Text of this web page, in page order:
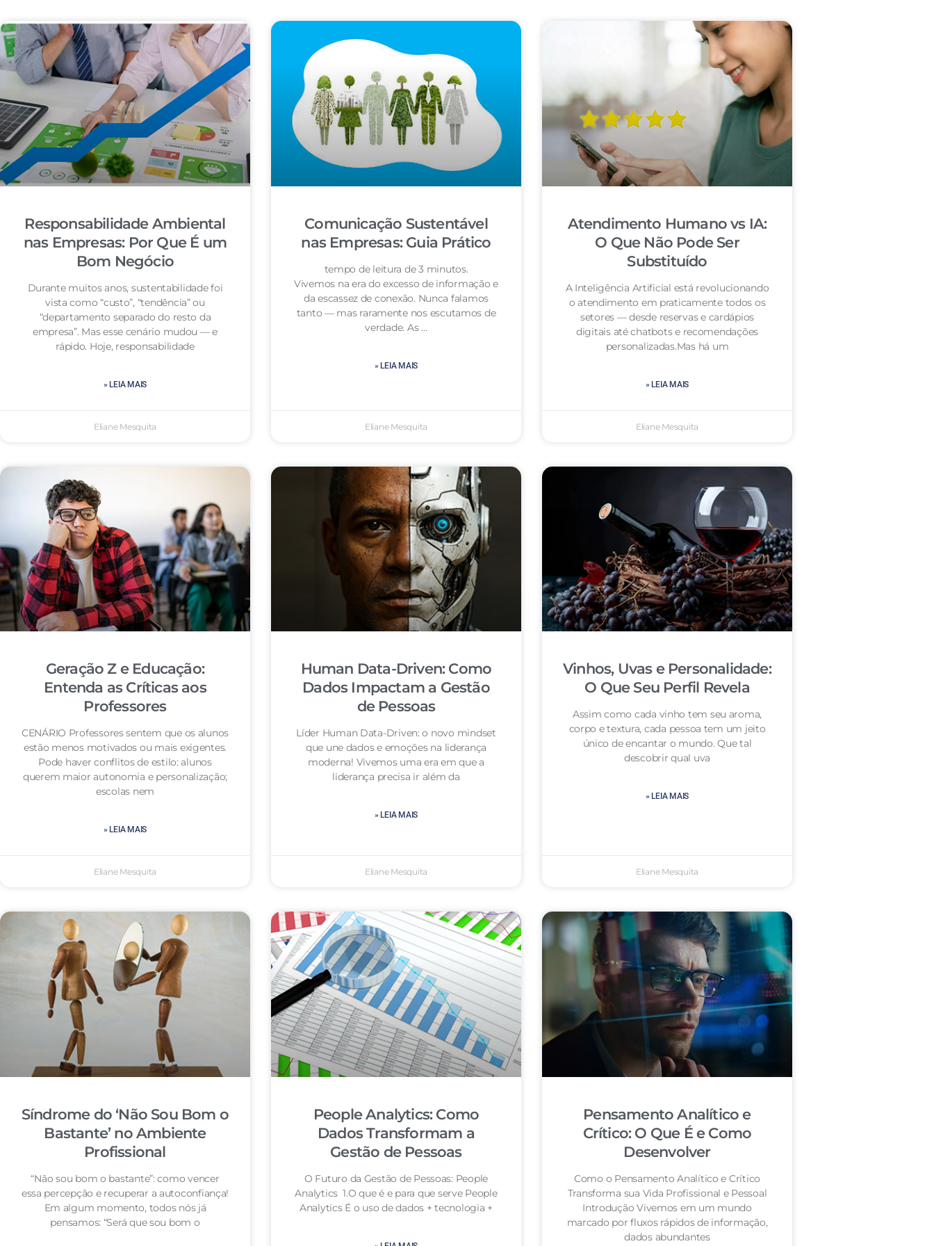
Responsabilidade Ambiental
nas Empresas: Por Que É um
Bom Negócio
Durante muitos anos, sustentabilidade foi
vista como “custo”, “tendência” ou
“departamento separado do resto da
empresa”. Mas esse cenário mudou — e
rápido. Hoje, responsabilidade
» LEIA MAIS
Eliane Mesquita
Comunicação Sustentável
nas Empresas: Guia Prático
tempo de leitura de 3 minutos.
Vivemos na era do excesso de informação e
da escassez de conexão. Nunca falamos
tanto — mas raramente nos escutamos de
verdade. As …
» LEIA MAIS
Eliane Mesquita
Atendimento Humano vs IA:
O Que Não Pode Ser
Substituído
A Inteligência Artificial está revolucionando
o atendimento em praticamente todos os
setores — desde reservas e cardápios
digitais até chatbots e recomendações
personalizadas.Mas há um
» LEIA MAIS
Eliane Mesquita
Geração Z e Educação:
Entenda as Críticas aos
Professores
CENÁRIO Professores sentem que os alunos
estão menos motivados ou mais exigentes.
Pode haver conflitos de estilo: alunos
querem maior autonomia e personalização;
escolas nem
» LEIA MAIS
Eliane Mesquita
Human Data-Driven: Como
Dados Impactam a Gestão
de Pessoas
Líder Human Data-Driven: o novo mindset
que une dados e emoções na liderança
moderna! Vivemos uma era em que a
liderança precisa ir além da
» LEIA MAIS
Eliane Mesquita
Vinhos, Uvas e Personalidade:
O Que Seu Perfil Revela
Assim como cada vinho tem seu aroma,
corpo e textura, cada pessoa tem um jeito
único de encantar o mundo. Que tal
descobrir qual uva
» LEIA MAIS
Eliane Mesquita
Síndrome do ‘Não Sou Bom o
Bastante’ no Ambiente
Profissional
“Não sou bom o bastante”: como vencer
essa percepção e recuperar a autoconfiança!
Em algum momento, todos nós já
pensamos: “Será que sou bom o
People Analytics: Como
Dados Transformam a
Gestão de Pessoas
O Futuro da Gestão de Pessoas: People
Analytics 1.O que é e para que serve People
Analytics É o uso de dados + tecnologia +
Pensamento Analítico e
Crítico: O Que É e Como
Desenvolver
Como o Pensamento Analítico e Crítico
Transforma sua Vida Profissional e Pessoal
Introdução Vivemos em um mundo
marcado por fluxos rápidos de informação,
dados abundantes